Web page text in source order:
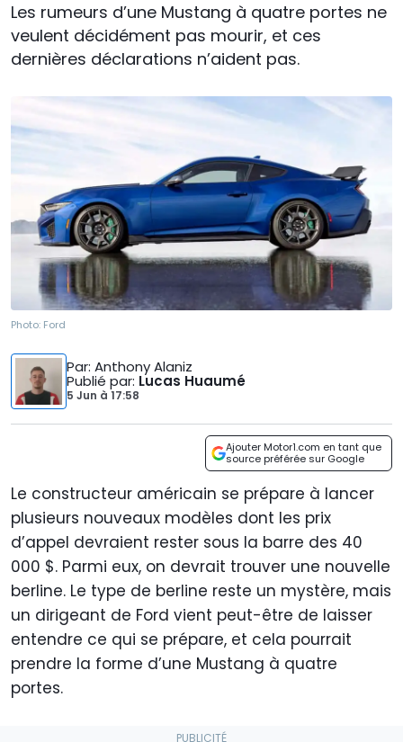
Les rumeurs d’une Mustang à quatre portes ne
veulent décidément pas mourir, et ces
dernières déclarations n’aident pas.
Photo: Ford
Par: Anthony Alaniz
Publié par: Lucas Huaumé
5 Jun à 17:58
Ajouter Motor1.com en tant que
source préférée sur Google
Le constructeur américain se prépare à lancer
plusieurs nouveaux modèles dont les prix
d’appel devraient rester sous la barre des 40
000 $. Parmi eux, on devrait trouver une nouvelle
berline. Le type de berline reste un mystère, mais
un dirigeant de Ford vient peut-être de laisser
entendre ce qui se prépare, et cela pourrait
prendre la forme d’une Mustang à quatre
portes.